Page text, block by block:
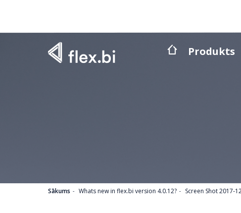
Produkts
Sākums Whats new in flex.bi version 4.0.12? Screen Shot 2017-